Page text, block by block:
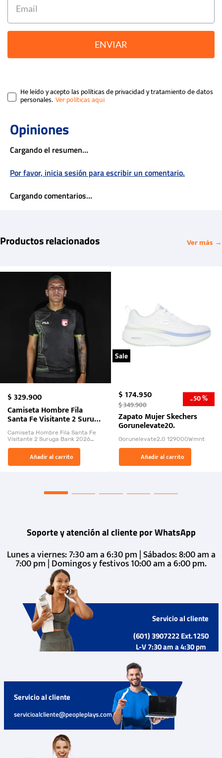
ENVIAR
He leído y acepto las políticas de privacidad y tratamiento de datos
personales.
Cargando el resumen…
Por favor, inicia sesión para escribir un comentario.
Cargando comentarios…
Productos relacionados Ver más →
$329.900
Camiseta Hombre Fila
Santa Fe Visitante 2 Suruga
Bank 2026
Camiseta Hombre Fila Santa Fe
Visitante 2 Suruga Bank 2026
El Rugido del Sol Naciente:
“Primeros para la Et...
Añadir al carrito
Sale
$174.950
$349.900 -50 %
Zapato Mujer Skechers
Gorunelevate20.
Gorunelevate2.0 129000Wmnt
Añadir al carrito
Soporte y atención al cliente por WhatsApp
Lunes a viernes: 7:30 am a 6:30 pm | Sábados: 8:00 am a
7:00 pm | Domingos y festivos 10:00 am a 6:00 pm.
Servicio al cliente
(601) 3907222 Ext.1250
L-V 7:30 am a 4:30 pm
Servicio al cliente
servicioalcliente@peopleplays.com